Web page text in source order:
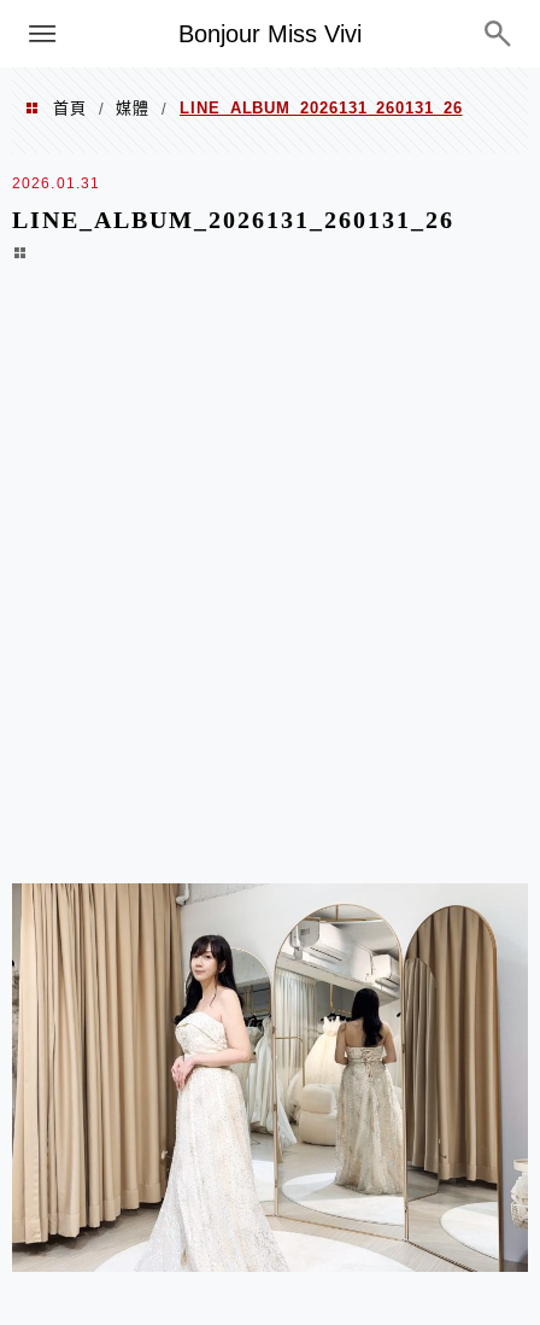
Bonjour Miss Vivi
選單
首頁 / 媒體 / LINE_ALBUM_2026131_260131_26
2026.01.31
LINE_ALBUM_2026131_260131_26